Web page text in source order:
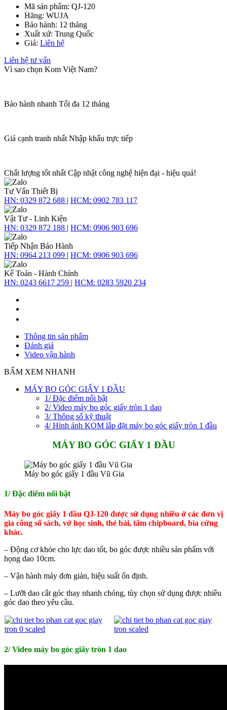
Mã sản phẩm: QJ-120
Hãng: WUJA
Bảo hành: 12 tháng
Xuất xứ: Trung Quốc
Giá: Liên hệ
Liên hệ tư vấn
Vì sao chọn Kom Việt Nam?
Bảo hành nhanh Tối đa 12 tháng
Giá cạnh tranh nhất Nhập khẩu trực tiếp
Chất lượng tốt nhất Cập nhật công nghệ hiện đại - hiệu quả!
Tư Vấn Thiết Bị
HN: 0329 872 688 | HCM: 0902 783 117
Vật Tư - Linh Kiện
HN: 0329 872 188 | HCM: 0906 903 696
Tiếp Nhận Bảo Hành
HN: 0964 213 099 | HCM: 0906 903 696
Kế Toán - Hành Chính
HN: 0243 6617 259 | HCM: 0283 5920 234
Thông tin sản phẩm
Đánh giá
Video vận hành
BẤM XEM NHANH
MÁY BO GÓC GIẤY 1 ĐẦU
1/ Đặc điểm nổi bật
2/ Video máy bo góc giấy tròn 1 dao
3/ Thông số kỹ thuật
4/ Hình ảnh KOM lắp đặt máy bo góc giấy tròn 1 đầu
MÁY BO GÓC GIẤY 1 ĐẦU
Máy bo góc giấy 1 đầu Vũ Gia
1/ Đặc điểm nổi bật
Máy bo góc giấy 1 đầu QJ-120 được sử dụng nhiều ở các đơn vị
gia công sổ sách, vở học sinh, thẻ bài, tấm chipboard, bìa cứng
khác.
– Động cơ khỏe cho lực dao tốt, bo góc được nhiều sản phẩm với
họng dao 10cm.
– Vận hành máy đơn giản, hiệu suất ổn định.
– Lưỡi dao cắt góc thay nhanh chóng, tùy chọn sử dụng được nhiều
góc dao theo yêu cầu.
2/ Video máy bo góc giấy tròn 1 dao